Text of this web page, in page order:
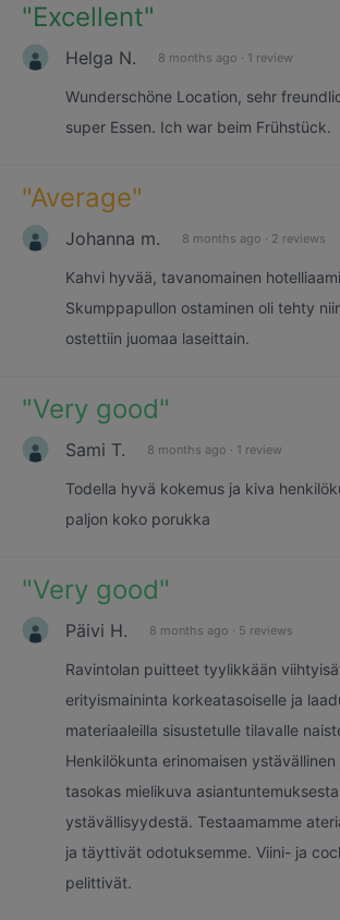
"Excellent"
Helga N. 8 months ago · 1 review
Wunderschöne Location, sehr
super Essen. Ich war beim Frühstück.
"Average"
Johanna m. 8 months ago · 2 reviews
Kahvi hyvää, tavanomainen
Skumppapullon ostaminen oli tehty
ostettiin juomaa laseittain.
"Very good"
Sami T. 8 months ago · 1 review
Todella hyvä kokemus ja kiva
paljon koko porukka
"Very good"
Päivi H. 8 months ago · 5 reviews
Ravintolan puitteet tyylikkään
erityismaininta korkeatasoiselle ja
materiaaleilla sisustetulle tilavalle
Henkilökunta erinomaisen
tasokas mielikuva
ystävällisyydestä. Testaamamme
ja täyttivät odotuksemme. Viini- ja
pelittivät.